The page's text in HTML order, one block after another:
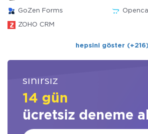
GoZen Forms
ZOHO CRM
hepsini göster (+216)
sınırsız
14 gün
ücretsiz deneme